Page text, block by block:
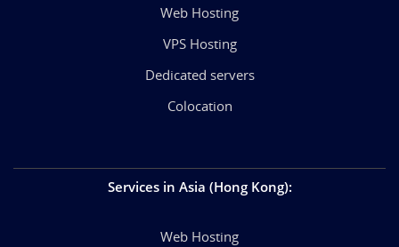
Web Hosting
VPS Hosting
Dedicated servers
Colocation
Services in Asia (Hong Kong):
Web Hosting